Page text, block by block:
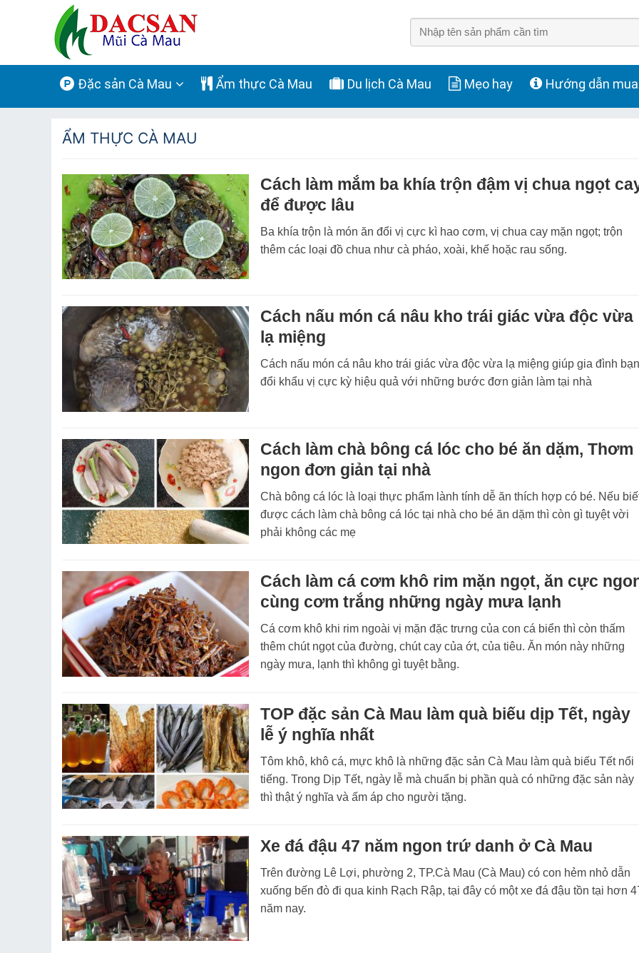
Đặc sản Cà Mau Ẩm thực Cà Mau Du lịch Cà Mau Mẹo hay Hướng dẫn
ẨM THỰC CÀ MAU
Cách làm mắm ba khía trộn đậm vị chua ngọt
để được lâu
Ba khía trộn là món ăn đổi vị cực kì hao cơm, vị chua cay mặn ngọt; trộn
thêm các loại đồ chua như cà pháo, xoài, khế hoặc rau sống.
Cách nấu món cá nâu kho trái giác vừa độc vừa
lạ miệng
Cách nấu món cá nâu kho trái giác vừa độc vừa lạ miệng giúp gia đình
đổi khẩu vị cực kỳ hiệu quả với những bước đơn giản làm tại nhà
Cách làm chà bông cá lóc cho bé ăn dặm, Thơm
ngon đơn giản tại nhà
Chà bông cá lóc là loại thực phẩm lành tính dễ ăn thích hợp có bé. Nếu
được cách làm chà bông cá lóc tại nhà cho bé ăn dặm thì còn gì tuyệt vời
phải không các mẹ
Cách làm cá cơm khô rim mặn ngọt, ăn cực
cùng cơm trắng những ngày mưa lạnh
Cá cơm khô khi rim ngoài vị mặn đặc trưng của con cá biển thì còn thấm
thêm chút ngọt của đường, chút cay của ớt, của tiêu. Ăn món này những
ngày mưa, lạnh thì không gì tuyệt bằng.
TOP đặc sản Cà Mau làm quà biếu dịp Tết, ngày
lễ ý nghĩa nhất
Tôm khô, khô cá, mực khô là những đặc sản Cà Mau làm quà biếu Tết nổi
tiếng. Trong Dịp Tết, ngày lễ mà chuẩn bị phần quà có những đặc sản này
thì thật ý nghĩa và ấm áp cho người tặng.
Xe đá đậu 47 năm ngon trứ danh ở Cà Mau
Trên đường Lê Lợi, phường 2, TP.Cà Mau (Cà Mau) có con hẻm nhỏ dẫn
xuống bến đò đi qua kinh Rạch Rập, tại đây có một xe đá đậu tồn tại hơn
năm nay.